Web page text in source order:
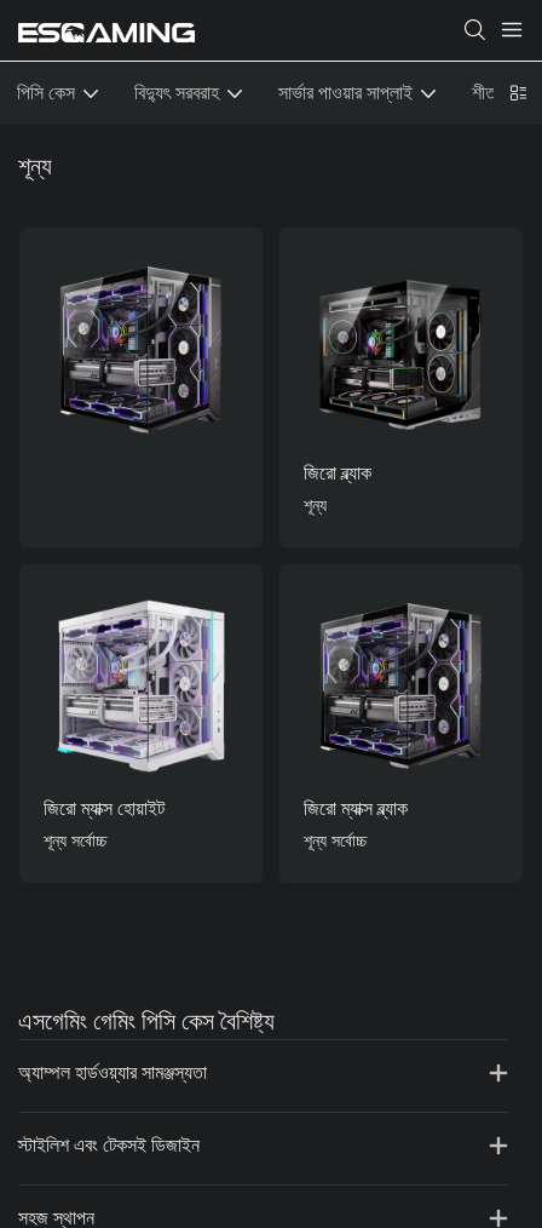
পিসি কেস বিদ্যুৎ সরবরাহ সার্ভার পাওয়ার সাপ্লাই শীতলীকরণ
শূন্য
জিরো ব্ল্যাক
শূন্য
জিরো ম্যাক্স হোয়াইট
শূন্য সর্বোচ্চ
জিরো ম্যাক্স ব্ল্যাক
শূন্য সর্বোচ্চ
এসগেমিং গেমিং পিসি কেস বৈশিষ্ট্য
অ্যাম্পল হার্ডওয়্যার সামঞ্জস্যতা
স্টাইলিশ এবং টেকসই ডিজাইন
সহজ স্থাপন